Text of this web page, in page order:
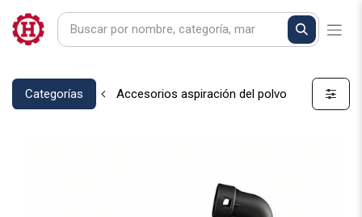
Categorías Accesorios aspiración del polvo